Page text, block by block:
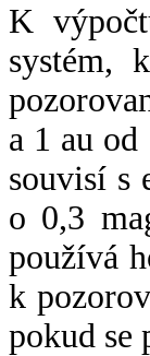
K
systém,
a 1 au
souvisí s
o 0,3
používá
k
pokud se